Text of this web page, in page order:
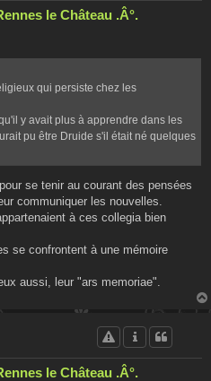
le Château .Â°.
qui persiste chez les
y avait plus à apprendre dans les
pu être Druide s'il était né quelques
se tenir au courant des pensées
communiquer les nouvelles.
à ces collegia bien
se confrontent à une mémoire
aussi, leur "ars memoriae".
le Château .Â°.